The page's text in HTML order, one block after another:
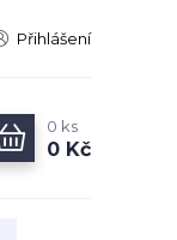
Přihlášení
0 ks
0 Kč